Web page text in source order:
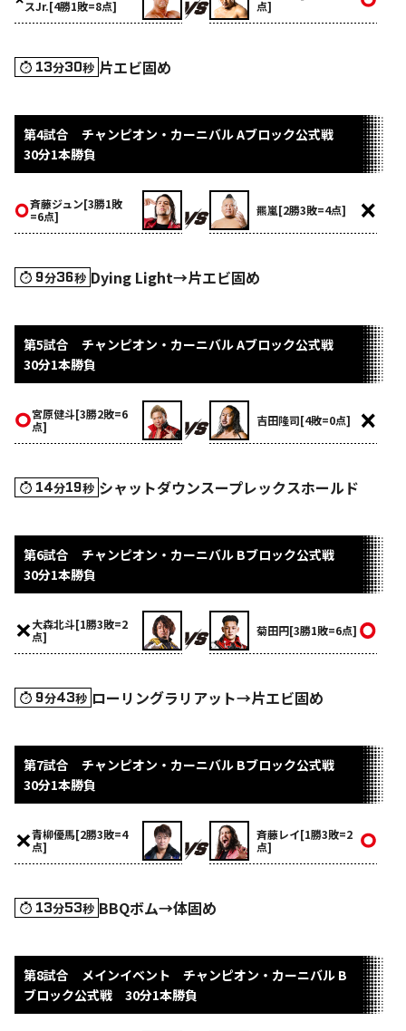
スJr.[4勝1敗=8点]
点]
13分30秒 片エビ固め
第4試合 チャンピオン・カーニバル Aブロック公式戦
30分1本勝負
斉藤ジュン[3勝1敗
=6点]
羆嵐[2勝3敗=4点]
9分36秒 Dying Light→片エビ固め
第5試合 チャンピオン・カーニバル Aブロック公式戦
30分1本勝負
宮原健斗[3勝2敗=6
点]
吉田隆司[4敗=0点]
14分19秒 シャットダウンスープレックスホールド
第6試合 チャンピオン・カーニバル Bブロック公式戦
30分1本勝負
大森北斗[1勝3敗=2
点]
菊田円[3勝1敗=6点]
9分43秒 ローリングラリアット→片エビ固め
第7試合 チャンピオン・カーニバル Bブロック公式戦
30分1本勝負
青柳優馬[2勝3敗=4
点]
斉藤レイ[1勝3敗=2
点]
13分53秒 BBQボム→体固め
第8試合 メインイベント チャンピオン・カーニバル B
ブロック公式戦 30分1本勝負